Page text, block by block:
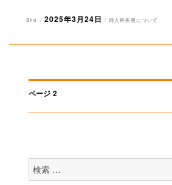
投
Sho
投
2025年3月24日
カ
婦人科疾患について
投
ゲ
ー
ページ 2
索
対